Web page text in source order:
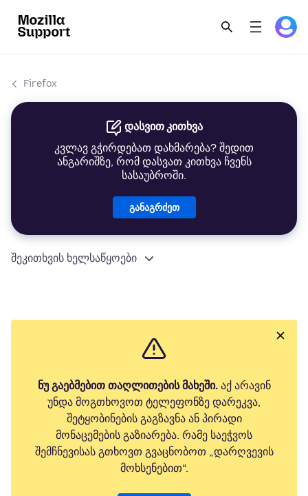
Firefox
დასვით კითხვა
კვლავ გჭირდებათ დახმარება? შედით
ანგარიშზე, რომ დასვათ კითხვა ჩვენს
სასაუბროში.
განაგრძეთ
შეკითხვის ხელსაწყოები
ნუ გაებმებით თაღლითების მახეში.აქ არავინ
უნდა მოგთხოვოთ ტელეფონზე დარეკვა,
შეტყობინების გაგზავნა ან პირადი
მონაცემების გაზიარება. რამე საეჭვოს
შემჩნევისას გთხოვთ გვაცნობოთ „დარღვევის
მოხსენებით“.